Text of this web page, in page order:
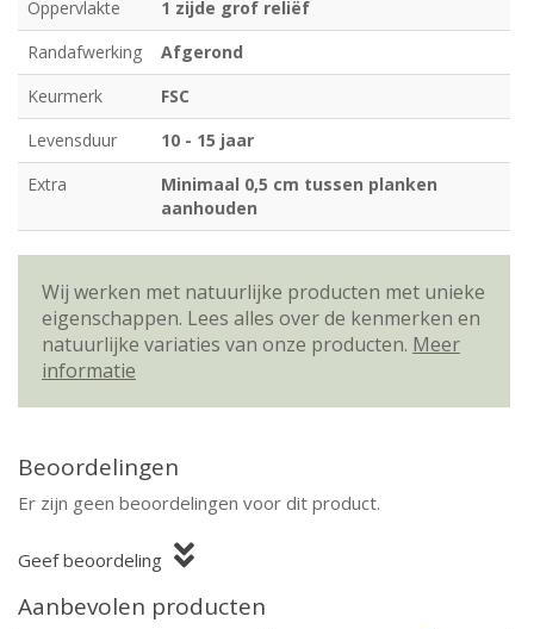
Oppervlakte
1 zijde grof reliëf
Randafwerking
Afgerond
Keurmerk
FSC
Levensduur
10 - 15 jaar
Extra
Minimaal 0,5 cm tussen planken
aanhouden
Wij werken met natuurlijke producten met unieke
eigenschappen. Lees alles over de kenmerken en
natuurlijke variaties van onze producten. Meer
informatie
Beoordelingen
Er zijn geen beoordelingen voor dit product.
Geef beoordeling
Aanbevolen producten